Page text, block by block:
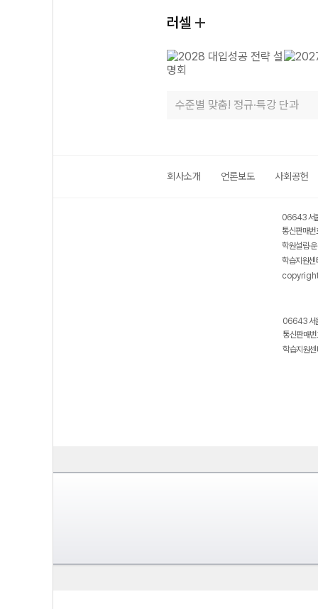
러셀
수준별 맞춤! 정규·특강 단과
회사소개 언론보도 사회공헌
06643 서
통신판매
학원설립·
학습지원
06643 서
통신판매
학습지원